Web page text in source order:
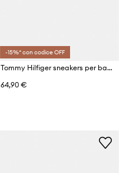
-15%* con codice OFF
Tommy Hilfiger sneakers per bambini
64,90 €